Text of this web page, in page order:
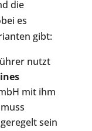
die
es
gibt:
nutzt
mit ihm
sein